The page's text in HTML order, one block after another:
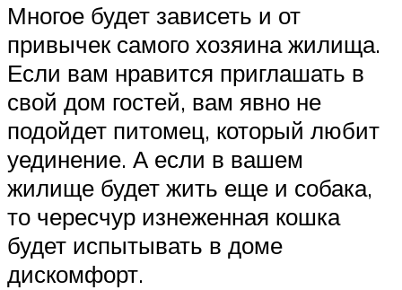
Многое будет зависеть и от
привычек самого хозяина жилища.
Если вам нравится приглашать в
свой дом гостей, вам явно не
подойдет питомец, который любит
уединение. А если в вашем
жилище будет жить еще и собака,
то чересчур изнеженная кошка
будет испытывать в доме
дискомфорт.